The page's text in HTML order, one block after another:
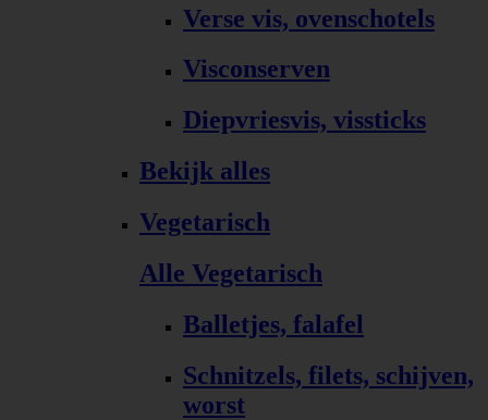
Verse vis, ovenschotels
Visconserven
Diepvriesvis, vissticks
Bekijk alles
Vegetarisch
Alle Vegetarisch
Balletjes, falafel
Schnitzels, filets, schijven,
worst